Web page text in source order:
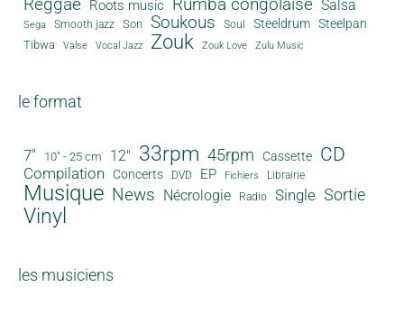
Reggae Roots music Rumba congolaise Salsa
Sega Smooth jazz Son Soukous Soul Steeldrum Steelpan
Tibwa Valse Vocal Jazz Zouk Zouk Love Zulu Music
le format
7" 10" - 25 cm 12" 33rpm 45rpm Cassette CD
Compilation Concerts DVD EP Fichiers Librairie
Musique News Nécrologie Radio Single Sortie
Vinyl
les musiciens